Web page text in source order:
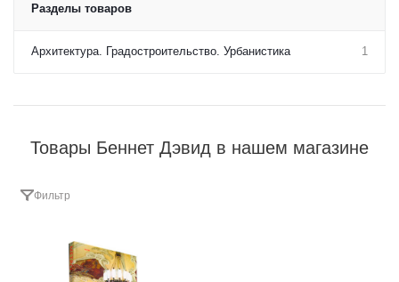
Разделы товаров
Архитектура. Градостроительство. Урбанистика 1
Товары Беннет Дэвид в нашем магазине
Фильтр